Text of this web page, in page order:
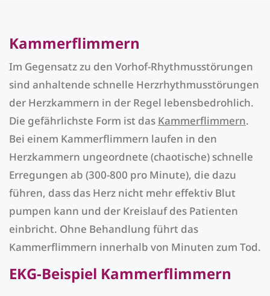
Kammerflimmern
Im Gegensatz zu den Vorhof-Rhythmusstörungen
sind anhaltende schnelle Herzrhythmusstörungen
der Herzkammern in der Regel lebensbedrohlich.
Die gefährlichste Form ist das Kammerflimmern.
Bei einem Kammerflimmern laufen in den
Herzkammern ungeordnete (chaotische) schnelle
Erregungen ab (300-800 pro Minute), die dazu
führen, dass das Herz nicht mehr effektiv Blut
pumpen kann und der Kreislauf des Patienten
einbricht. Ohne Behandlung führt das
Kammerflimmern innerhalb von Minuten zum Tod.
EKG-Beispiel Kammerflimmern